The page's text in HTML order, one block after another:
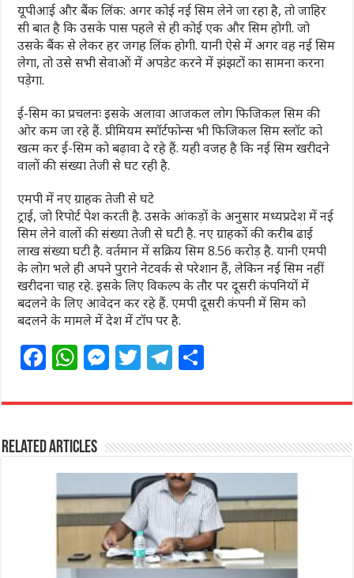
यूपीआई और बैंक लिंक: अगर कोई नई सिम लेने जा रहा है, तो जाहिर
सी बात है कि उसके पास पहले से ही कोई एक और सिम होगी. जो
उसके बैंक से लेकर हर जगह लिंक होगी. यानी ऐसे में अगर वह नई सिम
लेगा, तो उसे सभी सेवाओं में अपडेट करने में झंझटों का सामना करना
पड़ेगा.
ई-सिम का प्रचलनः इसके अलावा आजकल लोग फिजिकल सिम की
ओर कम जा रहे हैं. प्रीमियम स्मॉर्टफोन्स भी फिजिकल सिम स्लॉट को
खत्म कर ई-सिम को बढ़ावा दे रहे हैं. यही वजह है कि नई सिम खरीदने
वालों की संख्या तेजी से घट रही है.
एमपी में नए ग्राहक तेजी से घटे
ट्राई, जो रिपोर्ट पेश करती है. उसके आंकड़ों के अनुसार मध्यप्रदेश में नई
सिम लेने वालों की संख्या तेजी से घटी है. नए ग्राहकों की करीब ढाई
लाख संख्या घटी है. वर्तमान में सक्रिय सिम 8.56 करोड़ है. यानी एमपी
के लोग भले ही अपने पुराने नेटवर्क से परेशान हैं, लेकिन नई सिम नहीं
खरीदना चाह रहे. इसके लिए विकल्प के तौर पर दूसरी कंपनियों में
बदलने के लिए आवेदन कर रहे हैं. एमपी दूसरी कंपनी में सिम को
बदलने के मामले में देश में टॉप पर है.
F
c
e
b
o
o
k
W
at
s
A
p
p
M
ss
n
g
e
r
T
itt
r
T
e
ra
m
ar
Related Articles